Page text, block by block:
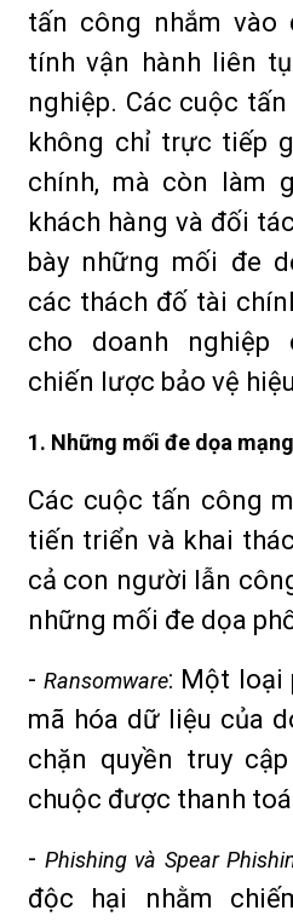
tấn công nhắm vào
tính vận hành liên
nghiệp. Các cuộc
không chỉ trực tiếp
chính, mà còn làm
khách hàng và đối
bày những mối đe
các thách đố tài
cho doanh nghiệp
chiến lược bảo vệ
1. Những mối đe dọa
Các cuộc tấn công
tiến triển và khai
cả con người lẫn
những mối đe dọa
-Ransomware: Một loại
mã hóa dữ liệu của
chặn quyền truy
chuộc được thanh
-Phishing và Spear
độc hại nhằm